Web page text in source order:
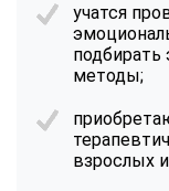
учатся
методы;
взрослых